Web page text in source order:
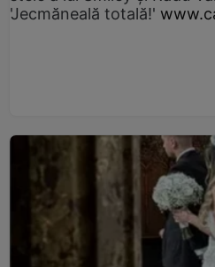
'Jecmăneală totală!'